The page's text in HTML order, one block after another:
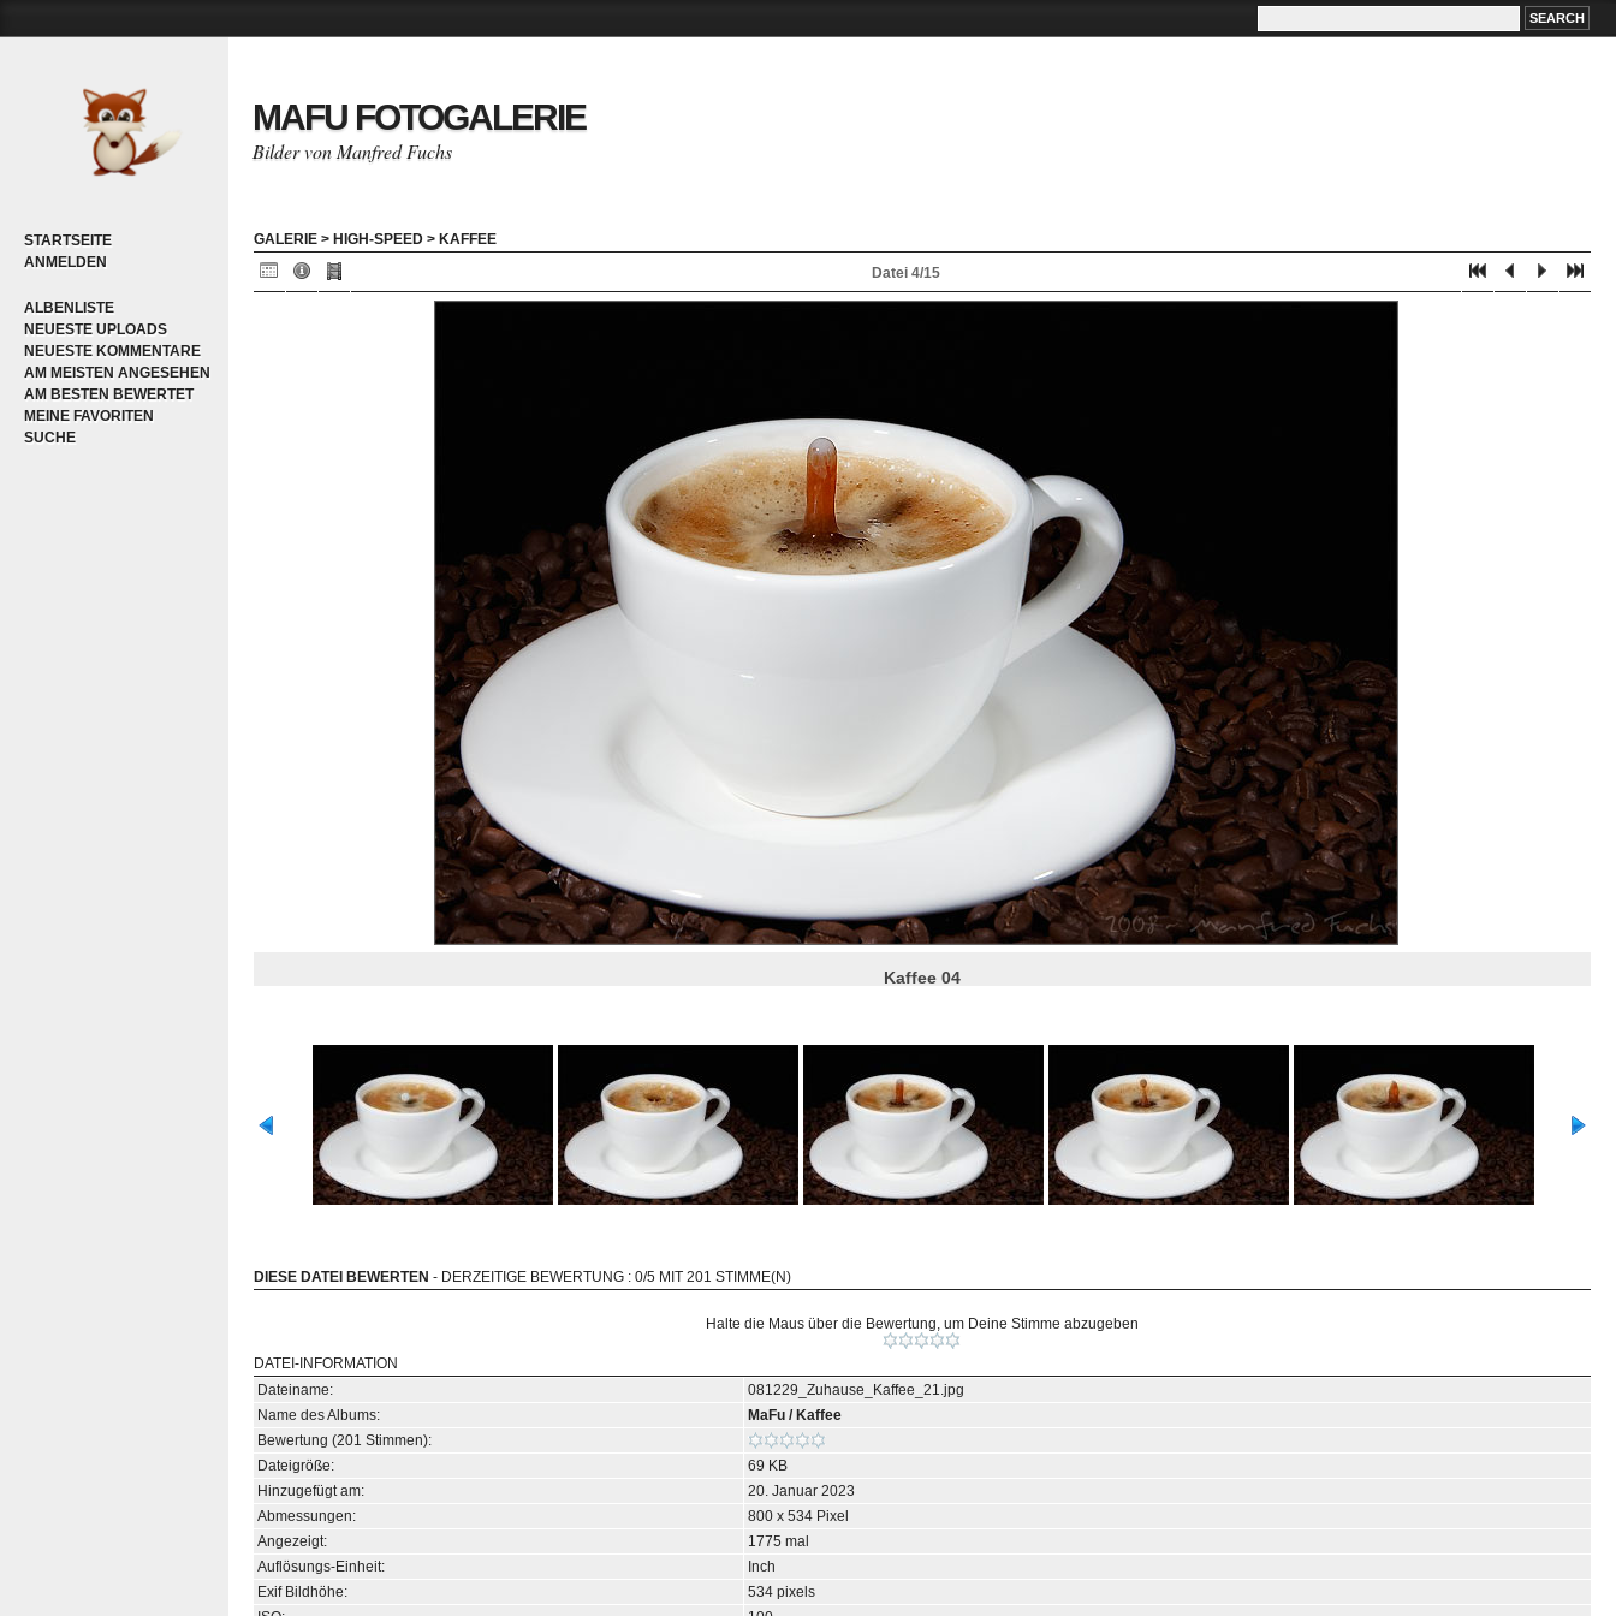
STARTSEITE
ANMELDEN
ALBENLISTE
NEUESTE UPLOADS
NEUESTE KOMMENTARE
AM MEISTEN ANGESEHEN
AM BESTEN BEWERTET
MEINE FAVORITEN
SUCHE
MAFU FOTOGALERIE
Bilder von Manfred Fuchs
GALERIE > HIGH-SPEED > KAFFEE
Datei 4/15
Kaffee 04
DIESE DATEI BEWERTEN - DERZEITIGE BEWERTUNG : 0/5 MIT 201 STIMME(N)
Halte die Maus über die Bewertung, um Deine Stimme abzugeben
DATEI-INFORMATION
Dateiname:
081229_Zuhause_Kaffee_21.jpg
Name des Albums:
MaFu / Kaffee
Bewertung (201 Stimmen):
Dateigröße:
69 KB
Hinzugefügt am:
20. Januar 2023
Abmessungen:
800 x 534 Pixel
Angezeigt:
1775 mal
Auflösungs-Einheit:
Inch
Exif Bildhöhe:
534 pixels